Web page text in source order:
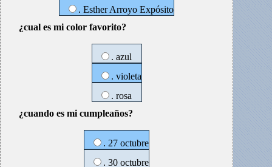
. Esther Arroyo Expósito
¿cual es mi color favorito?
. azul
. violeta
. rosa
¿cuando es mi cumpleaños?
. 27 octubre
. 30 octubre